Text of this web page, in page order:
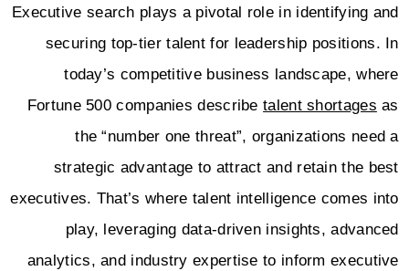
Executive search plays a pivotal role in identifying and
securing top-tier talent for leadership positions. In
today’s competitive business landscape, where
Fortune 500 companies describetalent shortages as
the “number one threat”, organizations need a
strategic advantage to attract and retain the best
executives. That’s where talent intelligence comes into
play, leveraging data-driven insights, advanced
analytics, and industry expertise to inform executive